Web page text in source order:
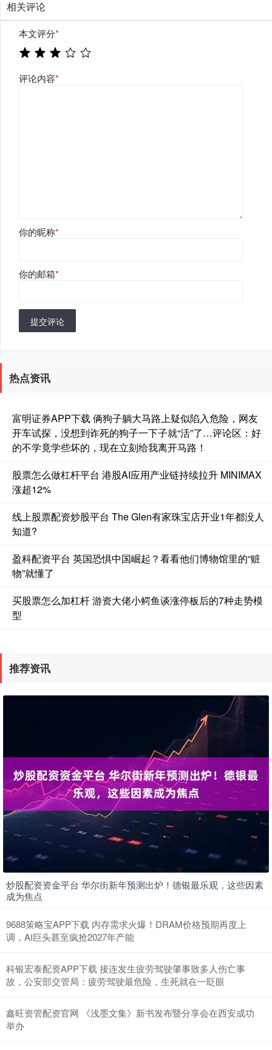
相关评论
本文评分*
评论内容*
你的昵称*
你的邮箱*
提交评论
热点资讯
富明证券APP下载 俩狗子躺大马路上疑似陷入危险，网友
开车试探，没想到诈死的狗子一下子就“活”了…评论区：好
的不学竟学些坏的，现在立刻给我离开马路！
股票怎么做杠杆平台 港股AI应用产业链持续拉升 MINIMAX
涨超12%
线上股票配资炒股平台 The Glen有家珠宝店开业1年都没人
知道?
盈科配资平台 英国恐惧中国崛起？看看他们博物馆里的“赃
物”就懂了
买股票怎么加杠杆 游资大佬小鳄鱼谈涨停板后的7种走势模
型
推荐资讯
炒股配资资金平台 华尔街新年预测出炉！德银最乐观，这些因素
成为焦点
9688策略宝APP下载 内存需求火爆！DRAM价格预期再度上
调，AI巨头甚至疯抢2027年产能
科银宏泰配资APP下载 接连发生疲劳驾驶肇事致多人伤亡事
故，公安部交管局：疲劳驾驶最危险，生死就在一眨眼
鑫旺资管配资官网 《浅墨文集》新书发布暨分享会在西安成功
举办